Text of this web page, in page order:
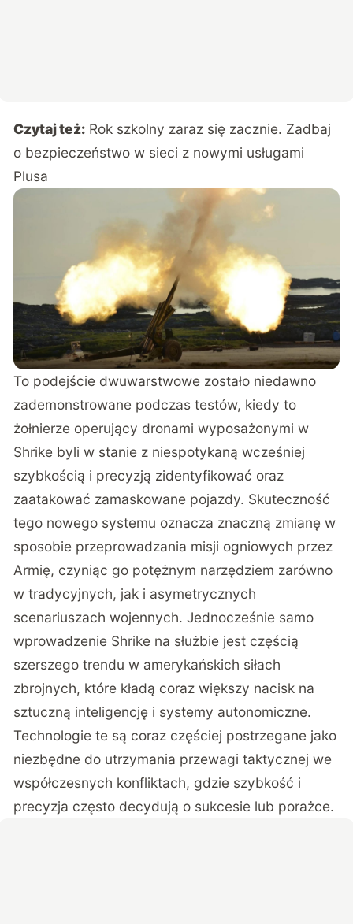
Czytaj też: Rok szkolny zaraz się zacznie. Zadbaj
o bezpieczeństwo w sieci z nowymi usługami
Plusa
To podejście dwuwarstwowe zostało niedawno
zademonstrowane podczas testów, kiedy to
żołnierze operujący dronami wyposażonymi w
Shrike byli w stanie z niespotykaną wcześniej
szybkością i precyzją zidentyfikować oraz
zaatakować zamaskowane pojazdy. Skuteczność
tego nowego systemu oznacza znaczną zmianę w
sposobie przeprowadzania misji ogniowych przez
Armię, czyniąc go potężnym narzędziem zarówno
w tradycyjnych, jak i asymetrycznych
scenariuszach wojennych. Jednocześnie samo
wprowadzenie Shrike na służbie jest częścią
szerszego trendu w amerykańskich siłach
zbrojnych, które kładą coraz większy nacisk na
sztuczną inteligencję i systemy autonomiczne.
Technologie te są coraz częściej postrzegane jako
niezbędne do utrzymania przewagi taktycznej we
współczesnych konfliktach, gdzie szybkość i
precyzja często decydują o sukcesie lub porażce.